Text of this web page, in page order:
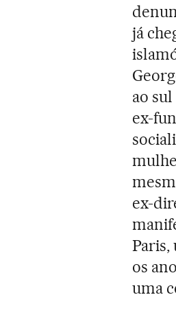
já
ao
ex-
ex-
Paris,
os
uma